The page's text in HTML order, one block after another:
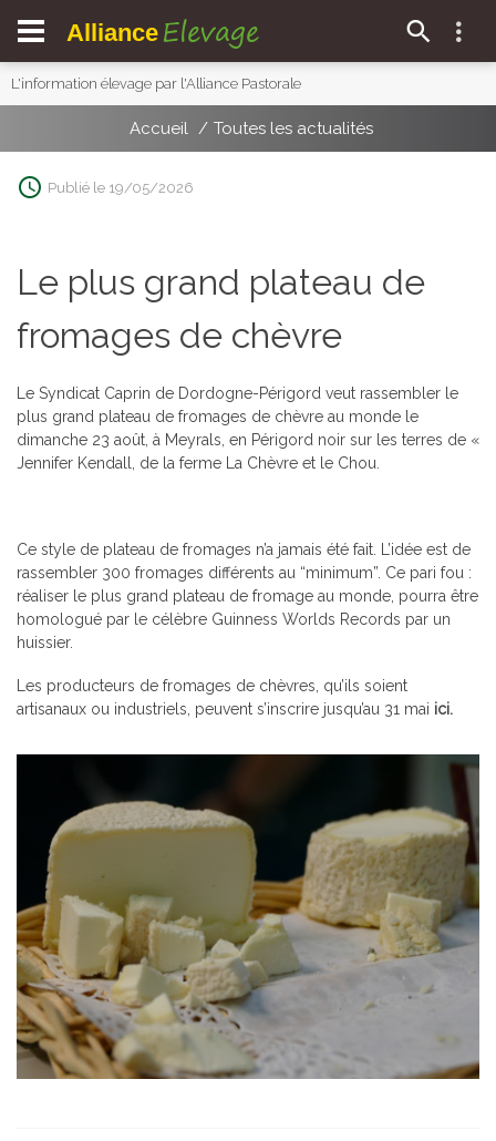
Alliance Elevage
L'information élevage par l'Alliance Pastorale
Accueil Toutes les actualités
Publié le 19/05/2026
Le plus grand plateau de
fromages de chèvre
Le Syndicat Caprin de Dordogne-Périgord veut rassembler le
plus grand plateau de fromages de chèvre au monde le
dimanche 23 août, à Meyrals, en Périgord noir sur les terres de «
Jennifer Kendall, de la ferme La Chèvre et le Chou.
Ce style de plateau de fromages n’a jamais été fait. L’idée est de
rassembler 300 fromages différents au “minimum”. Ce pari fou :
réaliser le plus grand plateau de fromage au monde, pourra être
homologué par le célèbre Guinness Worlds Records par un
huissier.
Les producteurs de fromages de chèvres, qu’ils soient
artisanaux ou industriels, peuvent s’inscrire jusqu’au 31 mai ici.